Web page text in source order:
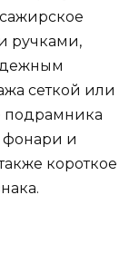
ручками,
сеткой или
подрамника
фонари и
короткое